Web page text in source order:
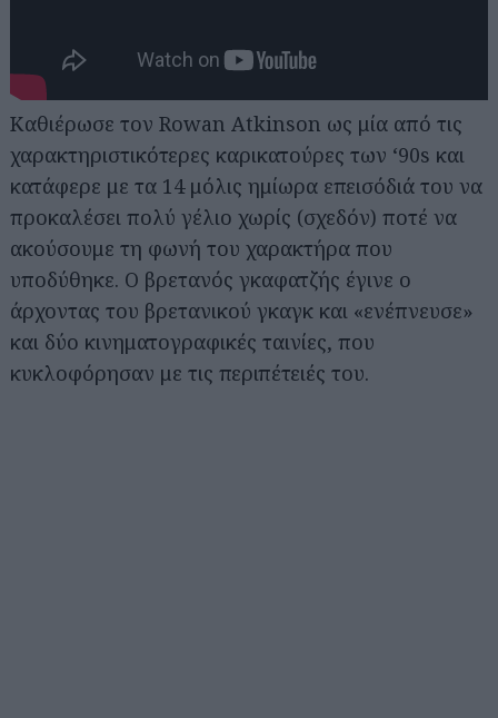
Καθιέρωσε τον Rowan Atkinson ως μία από τις
χαρακτηριστικότερες καρικατούρες των ‘90s και
κατάφερε με τα 14 μόλις ημίωρα επεισόδιά του να
προκαλέσει πολύ γέλιο χωρίς (σχεδόν) ποτέ να
ακούσουμε τη φωνή του χαρακτήρα που
υποδύθηκε. Ο βρετανός γκαφατζής έγινε ο
άρχοντας του βρετανικού γκαγκ και «ενέπνευσε»
και δύο κινηματογραφικές ταινίες, που
κυκλοφόρησαν με τις περιπέτειές του.